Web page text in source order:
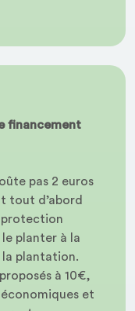
financement
pas 2 euros
tout d’abord
protection
planter à la
la plantation.
à 10€,
et